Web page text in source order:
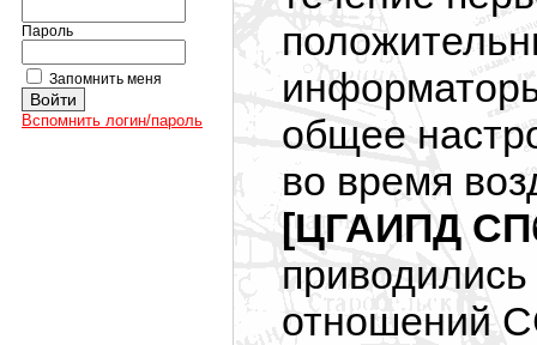
Пароль
Запомнить меня
Вспомнить логин/пароль
общее
во время
[ЦГАИПД
отношений